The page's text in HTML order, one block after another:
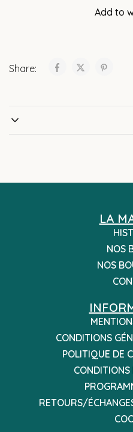
Add to
Share:
LA
NOS
NOS
CONDITIONS
POLITIQUE DE
CONDITIONS
RETOURS/